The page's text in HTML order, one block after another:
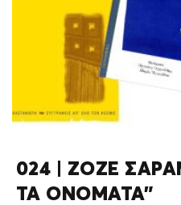
024 | ΖΟΖΕ
ΤΑ ΟΝΟΜΑΤΑ”